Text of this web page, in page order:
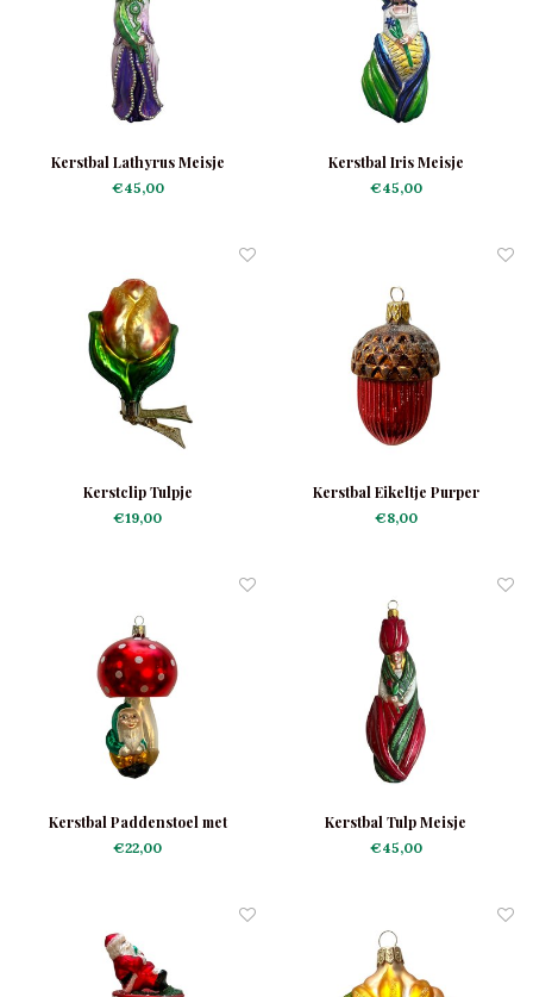
Kerstbal Lathyrus Meisje
€45,00
Kerstbal Iris Meisje
€45,00
Kerstclip Tulpje
€19,00
Kerstbal Eikeltje Purper
€8,00
Kerstbal Paddenstoel met
Kabouter
€22,00
Kerstbal Tulp Meisje
€45,00